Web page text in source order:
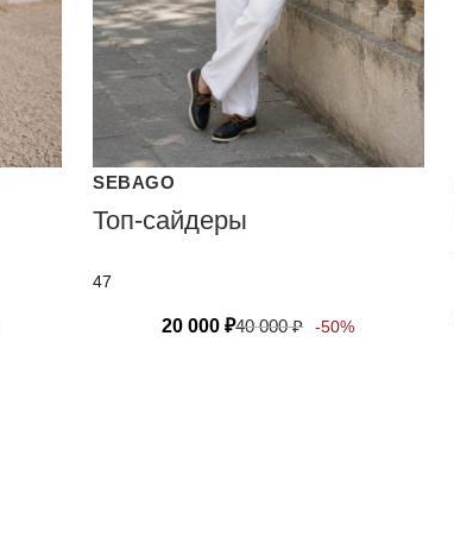
SEBAGO
Топ-сайдеры
47
20 000₽40 000₽ -50%